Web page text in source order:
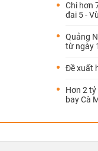
Chi hơn
đai 5 -
Quảng
từ ngày
Đề xuất
Hơn 2
bay Cà